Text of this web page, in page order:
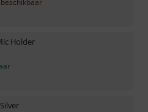
Holder